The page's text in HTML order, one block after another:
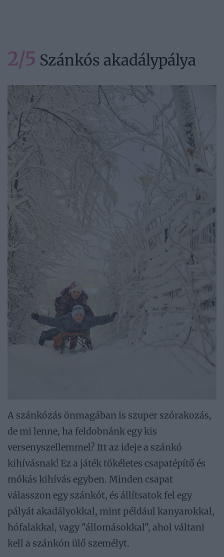
2/5 Szánkós akadálypálya
A szánkózás önmagában is szuper szórakozás,
de mi lenne, ha feldobnánk egy kis
versenyszellemmel? Itt az ideje a szánkó
kihívásnak! Ez a játék tökéletes csapatépítő és
mókás kihívás egyben. Minden csapat
válasszon egy szánkót, és állítsatok fel egy
pályát akadályokkal, mint például kanyarokkal,
hófalakkal, vagy "állomásokkal", ahol váltani
kell a szánkón ülő személyt.